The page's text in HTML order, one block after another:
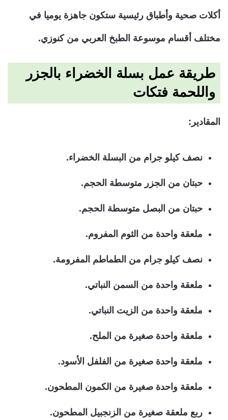
أكلات صحية وأطباق رئيسية ستكون جاهزة يوميا في
مختلف أقسام موسوعة الطبخ العربي من كنوزي.
طريقة عمل بسلة الخضراء بالجزر
واللحمة فتكات
المقادير:
نصف كيلو جرام من البسلة الخضراء.
حبتان من الجزر متوسطة الحجم.
حبتان من البصل متوسطة الحجم.
ملعقة واحدة من الثوم المفروم.
نصف كيلو جرام من الطماطم المفرومة.
ملعقة واحدة من السمن النباتي.
ملعقة واحدة من الزيت النباتي.
ملعقة واحدة صغيرة من الملح.
ملعقة واحدة صغيرة من الفلفل الأسود.
ملعقة واحدة صغيرة من الكمون المطحون.
ربع ملعقة صغيرة من الزنجبيل المطحون.